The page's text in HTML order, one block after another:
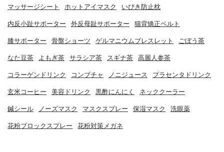
マッサージシート ホットアイマスク いびき防止枕
内反小趾サポーター 外反母趾サポーター 猫背矯正ベルト
膝サポーター 骨盤ショーツ ゲルマニウムブレスレット ごぼう茶
なた豆茶 よもぎ茶 サラシア茶 スギナ茶 高麗人参茶
コラーゲンドリンク コンブチャ ノニジュース プラセンタドリンク
玄米コーヒー 美容ドリンク 黒酢にんにく ネッククーラー
鍼シール ノーズマスク マスクスプレー 保湿マスク 洗眼薬
花粉ブロックスプレー 花粉対策メガネ